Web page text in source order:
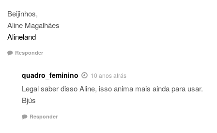
Beijinhos,
Aline Magalhães
Alineland
Responder
quadro_feminino 10 anos atrás
Legal saber disso Aline, isso anima mais ainda para usar.
Bjús
Responder